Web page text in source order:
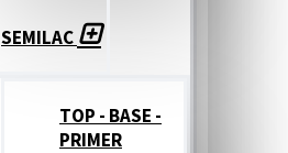
SEMILAC
TOP - BASE -
PRIMER